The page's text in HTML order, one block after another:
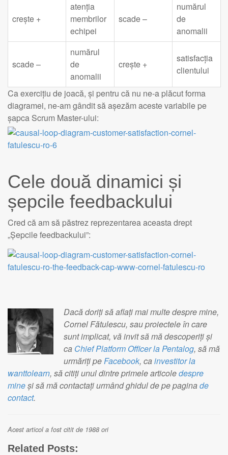
crește +
atenția
membrilor
echipei
scade –
numărul
de
anomalii
scade –
numărul
de
anomalii
crește +
satisfacția
clientului
Ca exercițiu de joacă, și pentru că nu ne-a plăcut forma
diagramei, ne-am gândit să așezăm aceste variabile pe
șapca Scrum Master-ului:
Cele două dinamici și
șepcile feedbackului
Cred că am să păstrez reprezentarea aceasta drept
„Șepcile feedbackului”:
Dacă doriți să aflați mai multe despre mine,
Cornel Fătulescu, sau proiectele în care
sunt implicat, vă invit să mă descoperiți și
ca Chief Platform Officer la Pentalog, să mă
urmăriți peFacebook, cainvestitor la
wanttolearn, să citiți unul dintre primele articoledespre
mineși să mă contactați urmând ghidul de pe paginade
contact.
Acest articol a fost citit de 1988 ori
Related Posts: